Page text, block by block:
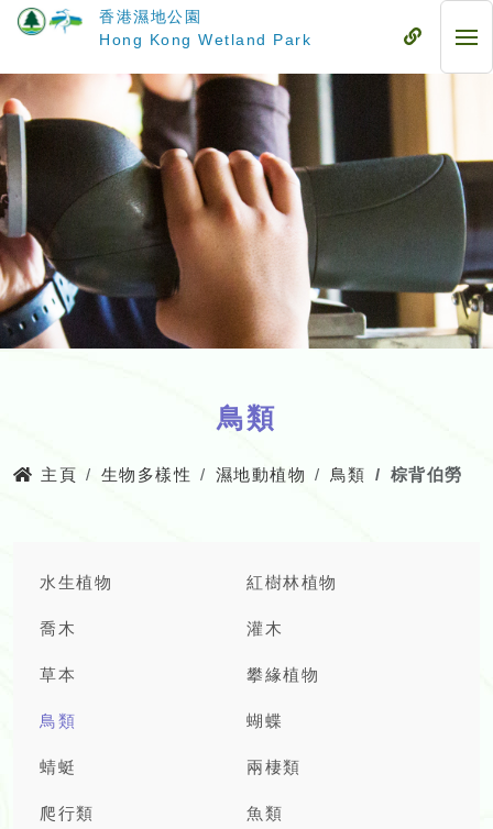
要
內
容
香港濕地公園
Hong Kong Wetland Park
流
流
動
鳥類
主頁 生物多樣性 濕地動植物 鳥類 棕背伯勞
水生植物 紅樹林植物
喬木 灌木
草本 攀緣植物
鳥類 蝴蝶
蜻蜓 兩棲類
爬行類 魚類